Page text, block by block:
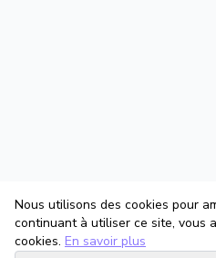
Nous utilisons des cookies pour
continuant à utiliser ce site, vous
cookies. En savoir plus